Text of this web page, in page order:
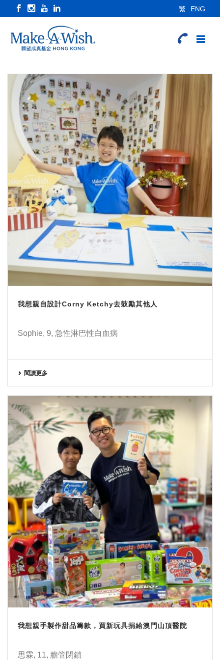
繁 ENG
我想親自設計Corny Ketchy去鼓勵其他人
Sophie, 9, 急性淋巴性白血病
閱讀更多
我想親手製作甜品籌款，買新玩具捐給澳門山頂醫院
思霖, 11, 膽管閉鎖